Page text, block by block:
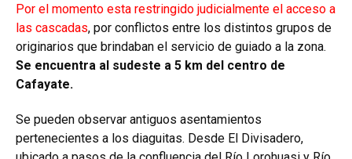
Por el momento esta restringido judicialmente el acceso a
las cascadas, por conflictos entre los distintos grupos de
originarios que brindaban el servicio de guiado a la zona.
Se encuentra al sudeste a 5 km del centro de
Cafayate.
Se pueden observar antiguos asentamientos
pertenecientes a los diaguitas. Desde El Divisadero,